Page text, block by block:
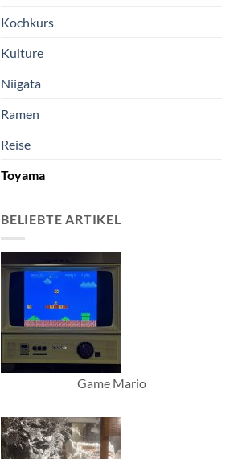
Kochkurs
Kulture
Niigata
Ramen
Reise
Toyama
BELIEBTE ARTIKEL
Game Mario